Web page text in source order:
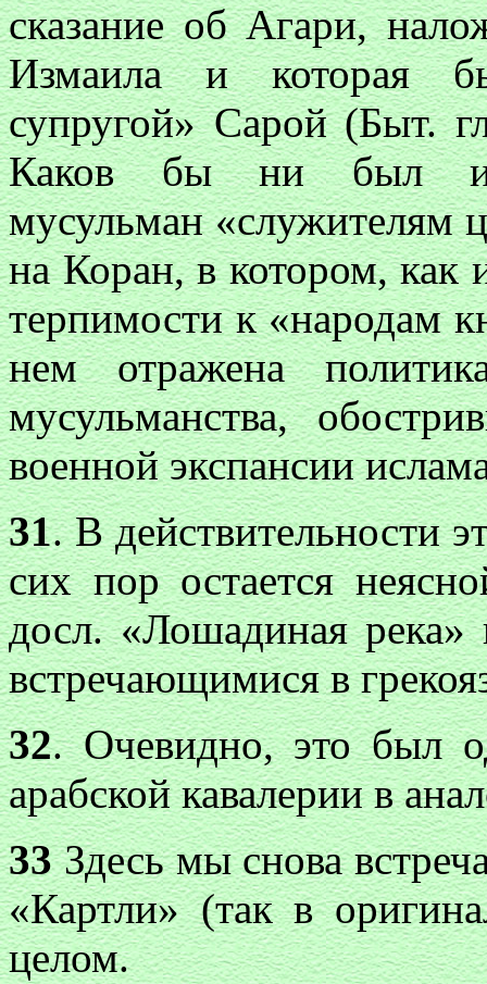
сказание об Агари,
Измаила и которая
супругой» Сарой (Быт.
Каков бы ни был
мусульман «служителям
на Коран, в котором, как
терпимости к «народам
нем отражена
мусульманства,
военной экспансии
31. В действительности
сих пор остается
досл. «Лошадиная река»
встречающимися в
32. Очевидно, это был
арабской кавалерии в
33Здесь мы снова
«Картли» (так в
целом.